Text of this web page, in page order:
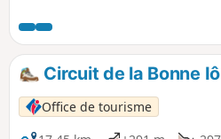
dans la nature. Idéal pour une
Circuit de la Bonne
Office de tourisme